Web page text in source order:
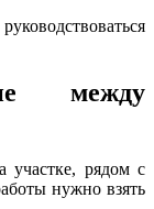
между
участке, рядом с
нужно взять